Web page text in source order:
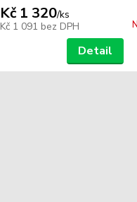
Kč 1 320/ks
Kč 1 091 bez DPH
Detail